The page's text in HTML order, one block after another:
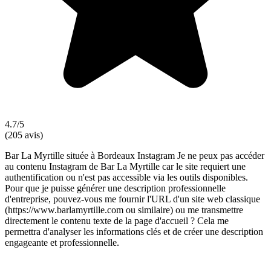
4.7/5
(205 avis)
Bar La Myrtille située à Bordeaux Instagram Je ne peux pas accéder
au contenu Instagram de Bar La Myrtille car le site requiert une
authentification ou n'est pas accessible via les outils disponibles.
Pour que je puisse générer une description professionnelle
d'entreprise, pouvez-vous me fournir l'URL d'un site web classique
(https://www.barlamyrtille.com ou similaire) ou me transmettre
directement le contenu texte de la page d'accueil ? Cela me
permettra d'analyser les informations clés et de créer une description
engageante et professionnelle.